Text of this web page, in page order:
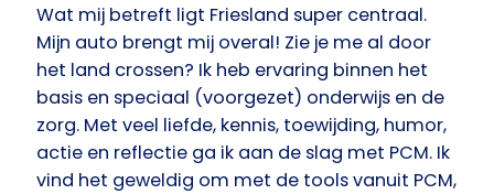
Wat mij betreft ligt Friesland super centraal.
Mijn auto brengt mij overal! Zie je me al door
het land crossen? Ik heb ervaring binnen het
basis en speciaal (voorgezet) onderwijs en de
zorg. Met veel liefde, kennis, toewijding, humor,
actie en reflectie ga ik aan de slag met PCM. Ik
vind het geweldig om met de tools vanuit PCM,